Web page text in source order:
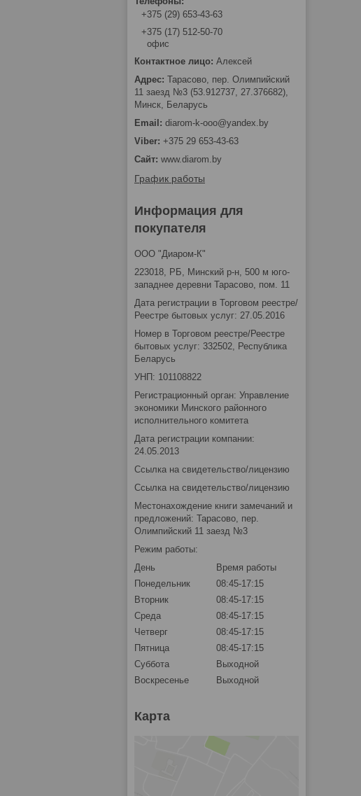
+375 (29) 653-43-63
+375 (17) 512-50-70
офис
Алексей
Тарасово, пер. Олимпийский
11 заезд №3 (53.912737, 27.376682),
Минск, Беларусь
diarom-k-ooo@yandex.by
+375 29 653-43-63
www.diarom.by
График работы
Информация для
покупателя
ООО "Диаром-К"
223018, РБ, Минский р-н, 500 м юго-
западнее деревни Тарасово, пом. 11
Дата регистрации в Торговом реестре/
Реестре бытовых услуг: 27.05.2016
Номер в Торговом реестре/Реестре
бытовых услуг: 332502, Республика
Беларусь
УНП: 101108822
Регистрационный орган: Управление
экономики Минского районного
исполнительного комитета
Дата регистрации компании:
24.05.2013
Ссылка на свидетельство/лицензию
Ссылка на свидетельство/лицензию
Местонахождение книги замечаний и
предложений: Тарасово, пер.
Олимпийский 11 заезд №3
Режим работы:
День
Время работы
Понедельник
08:45-17:15
Вторник
08:45-17:15
Среда
08:45-17:15
Четверг
08:45-17:15
Пятница
08:45-17:15
Суббота
Выходной
Воскресенье
Выходной
Карта